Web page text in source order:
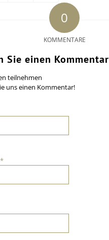
0
KOMMENTARE
Sie einen Kommentar
teilnehmen
uns einen Kommentar!
*